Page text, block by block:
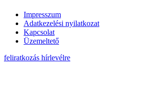
Impresszum
Adatkezelési nyilatkozat
Kapcsolat
Üzemeltető
feliratkozás hírlevélre